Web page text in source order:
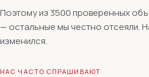
Поэтому из 3500 проверенных
— остальные мы честно отсеяли.
изменился.
НАС ЧАСТО СПРАШИВАЮТ